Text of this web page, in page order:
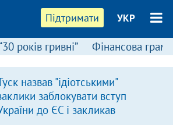
Підтримати УКР
років гривні” Фінансова
назвав "ідіотськими"
заблокувати вступ
до ЄС і закликав
антиукраїнську